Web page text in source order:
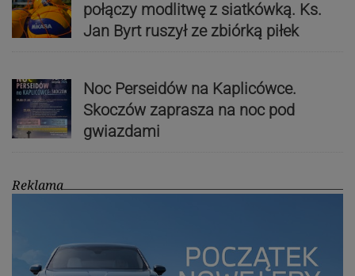
połączy modlitwę z siatkówką. Ks.
Jan Byrt ruszył ze zbiórką piłek
Noc Perseidów na Kaplicówce.
Skoczów zaprasza na noc pod
gwiazdami
Reklama